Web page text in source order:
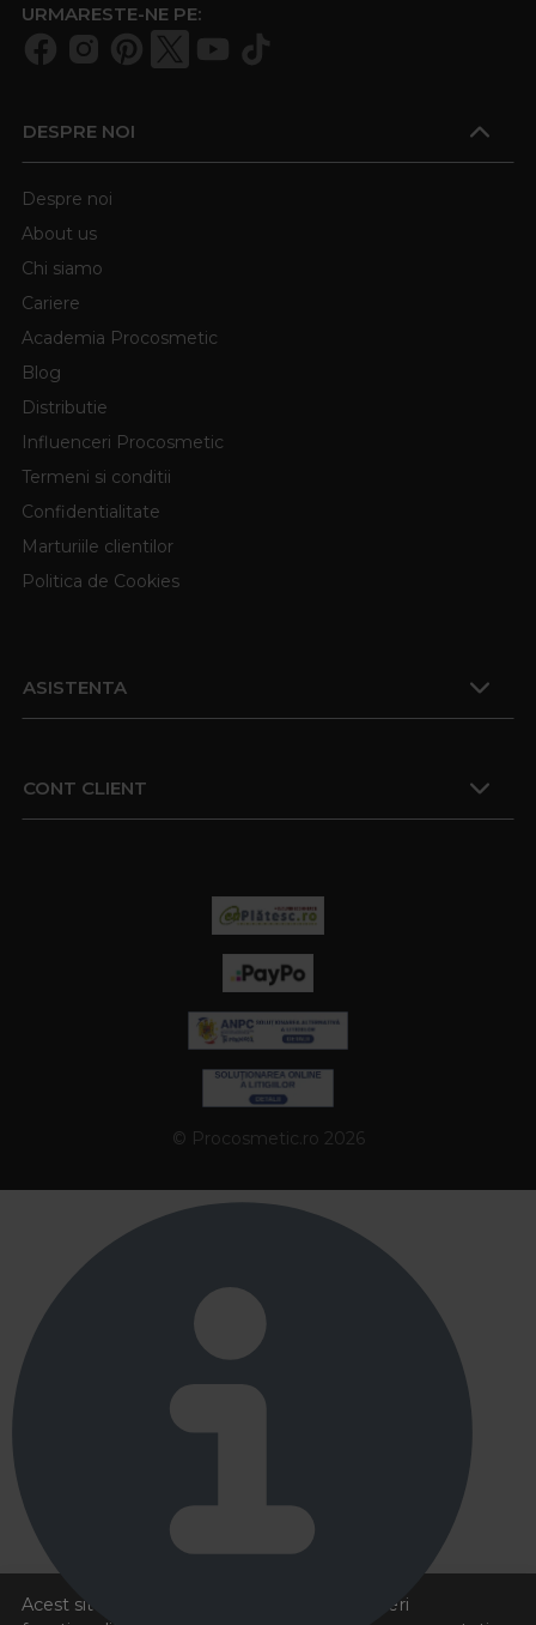
Acest site foloseste cookies pentru a va oferi
URMARESTE-NE PE:
DESPRE NOI
Despre noi
About us
Chi siamo
Cariere
Academia Procosmetic
Blog
Distributie
Influenceri Procosmetic
Termeni si conditii
Confidentialitate
Marturiile clientilor
Politica de Cookies
ASISTENTA
CONT CLIENT
© Procosmetic.ro 2026